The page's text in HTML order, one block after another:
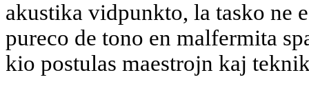
akustika vidpunkto, la tasko ne
pureco de tono en malfermita
kio postulas maestrojn kaj